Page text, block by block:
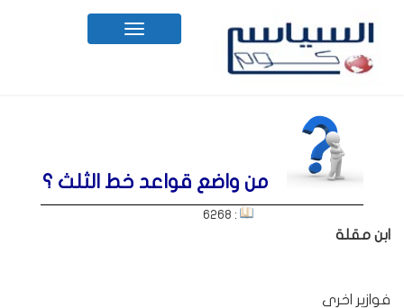
Toggle
navigation
من واضع قواعد خط الثلث ؟
: 6268
ابن مقلة
فوازير اخرى